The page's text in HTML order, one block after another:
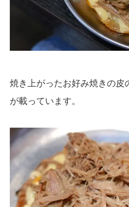
焼き上がったお好み焼きの皮
が載っています。